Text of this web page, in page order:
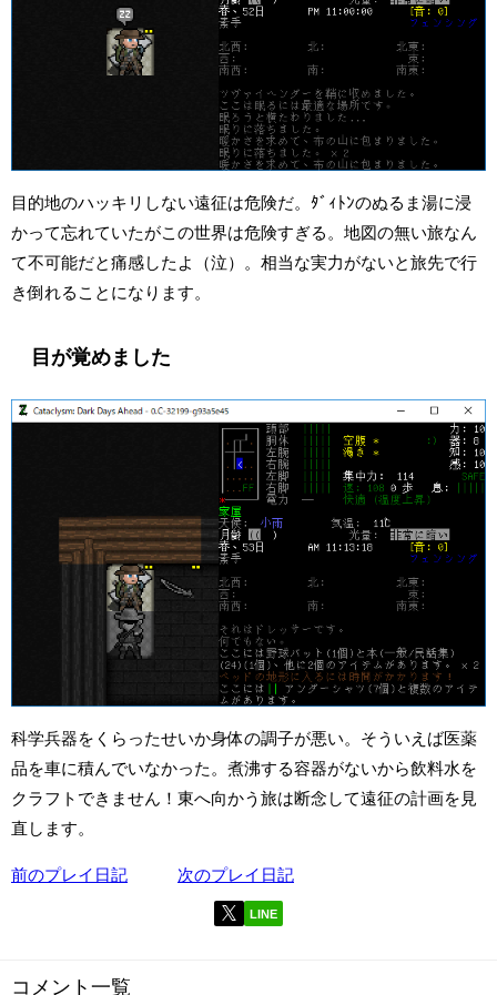
目的地のハッキリしない遠征は危険だ。ﾀﾞｨﾄﾝのぬるま湯に浸
かって忘れていたがこの世界は危険すぎる。地図の無い旅なん
て不可能だと痛感したよ（泣）。相当な実力がないと旅先で行
き倒れることになります。
目が覚めました
科学兵器をくらったせいか身体の調子が悪い。そういえば医薬
品を車に積んでいなかった。煮沸する容器がないから飲料水を
クラフトできません！東へ向かう旅は断念して遠征の計画を見
直します。
前のプレイ日記 次のプレイ日記
LINE
コメント一覧